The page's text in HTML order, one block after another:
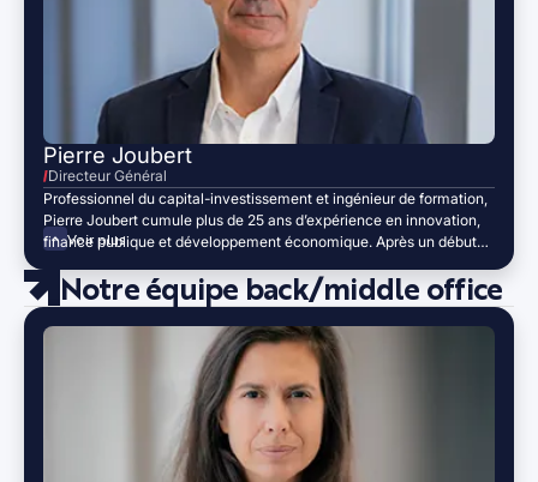
Pierre Joubert
Directeur Général
Professionnel du capital-investissement et ingénieur de formation,
Pierre Joubert cumule plus de 25 ans d’expérience en innovation,
finance publique et développement économique. Après un début
Bpifrance) en 1999 comme directeur régional adjoint pour la région
Sud. En 2010, il intègre le CEA à Grenoble, puis dirige CEA Tech
PACA à Cadarache où il pilote le projet de la Cité des Énergies.
Directeur des investissements chez Sofimac Innovation de 2017 à
2019, il dirige Région Sud Investissement depuis 2020, soutenant
les entreprises régionales de l’amorçage au capital-
Voir plus
Notre équipe back/middle office